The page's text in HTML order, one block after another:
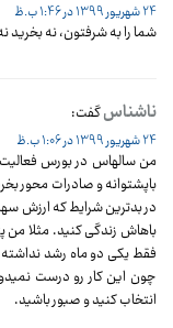
24 شهریور 1399 در 1:46 ب.ظ
شما را به شرفتون، نه بخرید
ناشناسگفت:
24 شهریور 1399 در 1:06 ب.ظ
من سالهاس در بورس فعالیت
باپشتوانه و صادرات محور
در بدترین شرایط که ارزش
باهاش زندگی کنید. مثلا
فقط یکی دو ماه رشد
چون این کار رو درست
انتخاب کنید و صبور باشید.